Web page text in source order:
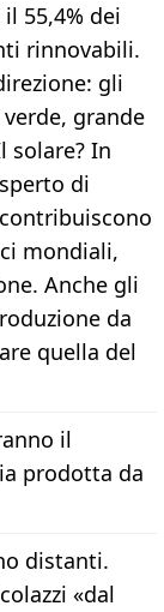
55,4% dei
rinnovabili.
gli
grande
solare? In
di
mondiali,
Anche gli
da
quella del
il
prodotta da
distanti.
«dal